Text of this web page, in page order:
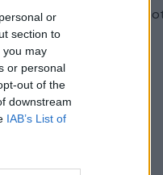
or
section to
you may
or personal
out of the
downstream
IAB’s List of
automobilis sužalojo dvi
Žinios Lietuvos diena